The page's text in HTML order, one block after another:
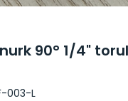
90° 1/4"
003-L